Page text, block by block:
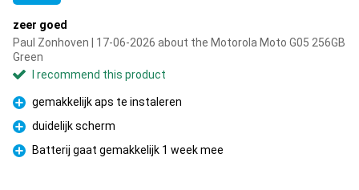
zeer goed
Paul Zonhoven | 17-06-2026 about the Motorola Moto G05 256GB
Green
I recommend this product
Pro
gemakkelijk aps te instaleren
Pro
duidelijk scherm
Pro
Batterij gaat gemakkelijk 1 week mee